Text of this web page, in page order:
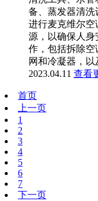
备、蒸发器清
进行麦克维尔
源，以确保人身
作，包括拆除
网和冷凝器，以
2023.04.11 查看
首页
上一页
1
2
3
4
5
6
7
下一页